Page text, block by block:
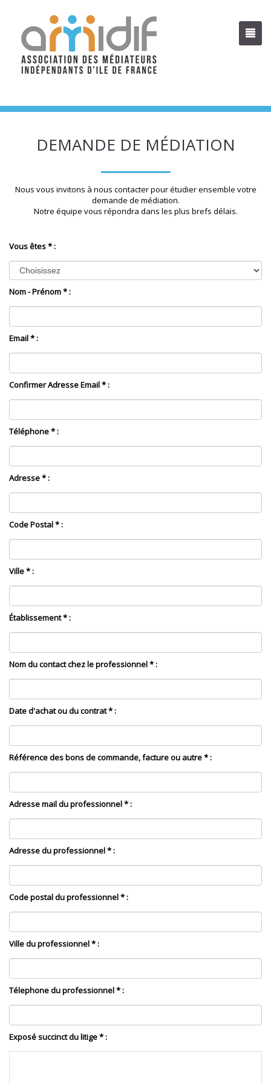
DEMANDE DE MÉDIATION
Nous vous invitons à nous contacter pour étudier ensemble votre
demande de médiation.
Notre équipe vous répondra dans les plus brefs délais.
Vous êtes * :
Nom - Prénom * :
Email * :
Confirmer Adresse Email * :
Téléphone * :
Adresse * :
Code Postal * :
Ville * :
Établissement * :
Nom du contact chez le professionnel * :
Date d'achat ou du contrat * :
Référence des bons de commande, facture ou autre * :
Adresse mail du professionnel * :
Adresse du professionnel * :
Code postal du professionnel * :
Ville du professionnel * :
Télephone du professionnel * :
Exposé succinct du litige * :